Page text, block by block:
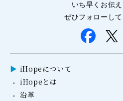
いち早くお伝え
ぜひフォローして
iHopeについて
iHopeとは
沿革